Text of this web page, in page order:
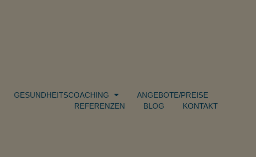
GESUNDHEITSCOACHING
ANGEBOTE/PREISE
REFERENZEN
BLOG KONTAKT